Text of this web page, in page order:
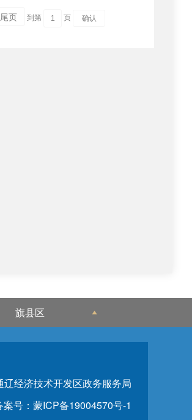
尾页 到第 页
旗县区
辽经济技术开发区政务服务局
案号：蒙ICP备19004570号-1